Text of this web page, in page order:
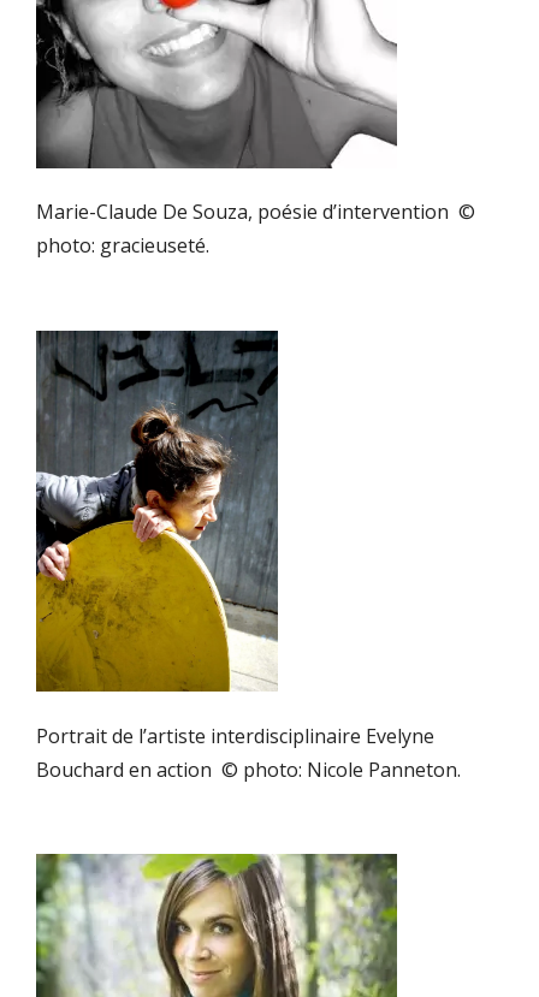
Marie-Claude De Souza, poésie d’intervention ©
photo: gracieuseté.
Portrait de l’artiste interdisciplinaire Evelyne
Bouchard en action © photo: Nicole Panneton.